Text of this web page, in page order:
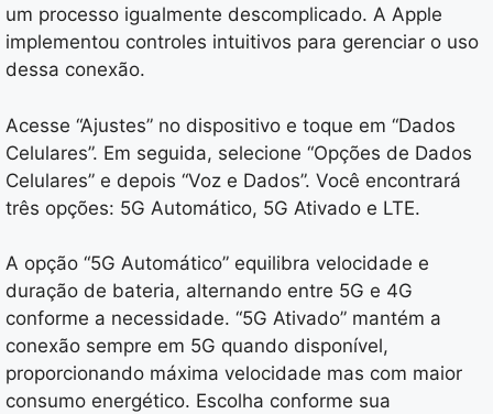
um processo igualmente descomplicado. A Apple
implementou controles intuitivos para gerenciar o uso
dessa conexão.
Acesse “Ajustes” no dispositivo e toque em “Dados
Celulares”. Em seguida, selecione “Opções de Dados
Celulares” e depois “Voz e Dados”. Você encontrará
três opções: 5G Automático, 5G Ativado e LTE.
A opção “5G Automático” equilibra velocidade e
duração de bateria, alternando entre 5G e 4G
conforme a necessidade. “5G Ativado” mantém a
conexão sempre em 5G quando disponível,
proporcionando máxima velocidade mas com maior
consumo energético. Escolha conforme sua